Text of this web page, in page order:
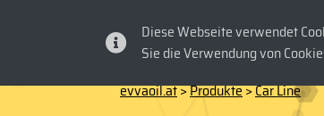
HOME
Diese Webseite verwendet
Sie die Verwendung von
evvaoil.at>Produkte>Car Line